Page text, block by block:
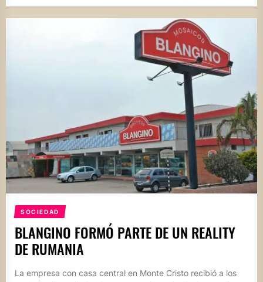
SOCIEDAD
BLANGINO FORMÓ PARTE DE UN REALITY
DE RUMANIA
La empresa con casa central en Monte Cristo recibió a los